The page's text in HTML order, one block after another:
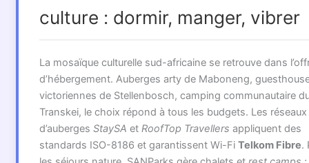
culture : dormir, manger, vibrer
La mosaïque culturelle sud-africaine se retrouve dans
d’hébergement. Auberges arty de Maboneng,
victoriennes de Stellenbosch, camping communautaire
Transkei, le choix répond à tous les budgets. Les réseaux
d’auberges StaySA et RoofTop Travellers appliquent des
standards ISO-8186 et garantissent Wi-Fi Telkom Fibre.